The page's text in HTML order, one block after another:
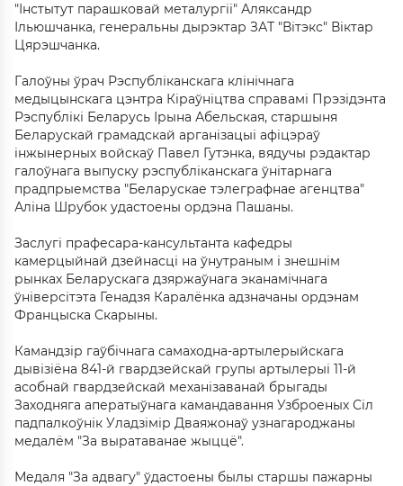
"Інстытут парашковай металургіі" Аляксандр
Ільюшчанка, генеральны дырэктар ЗАТ "Вітэкс" Віктар
Цярэшчанка.
Галоўны ўрач Рэспубліканскага клінічнага
медыцынскага цэнтра Кіраўніцтва справамі Прэзідэнта
Рэспублікі Беларусь Ірына Абельская, старшыня
Беларускай грамадскай арганізацыі афіцэраў
інжынерных войскаў Павел Гутэнка, вядучы рэдактар
галоўнага выпуску рэспубліканскага ўнітарнага
прадпрыемства "Беларускае тэлеграфнае агенцтва"
Аліна Шрубок удастоены ордэна Пашаны.
Заслугі прафесара-кансультанта кафедры
камерцыйнай дзейнасці на ўнутраным і знешнім
рынках Беларускага дзяржаўнага эканамічнага
ўніверсітэта Генадзя Каралёнка адзначаны ордэнам
Францыска Скарыны.
Камандзір гаўбічнага самаходна-артылерыйскага
дывізіёна 841-й гвардзейскай групы артылерыі 11-й
асобнай гвардзейскай механізаванай брыгады
Заходняга аператыўнага камандавання Узброеных Сіл
падпалкоўнік Уладзімір Дваяжонаў узнагароджаны
медалём "За выратаванае жыццё".
Медаля "За адвагу" ўдастоены былы старшы пажарны